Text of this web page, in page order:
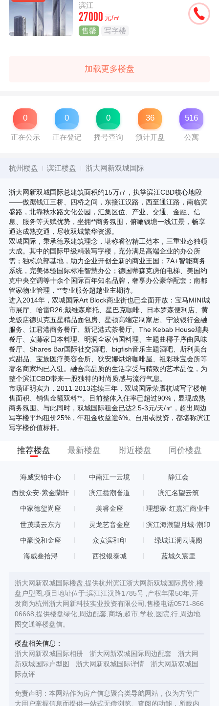
滨江
27000 元/㎡
售罄 写字楼
加载更多楼盘
0
正在公示
0
正在登记
0
摇号查询
36
预计开盘
516
公寓
杭州楼盘 滨江楼盘 浙大网新双城国际
浙大网新双城国际总建筑面积约15万㎡，执掌滨江CBD核心地段
——傲踞钱江三桥、四桥之间，东接江汉路，西至通江路，南临滨
盛路，北靠秋水路文化公园，汇集区位、产业、交通、金融、信
息、服务等天赋优势，坐拥**商务氛围，俯瞰钱塘一线江景，畅享
通达成熟交通，尽收双城繁华资源。
双城国际，秉承德系建筑理念，堪称睿智精工范本，三重业态独领
大成。其中的国际甲级精装写字楼，充分满足高端企业的办公所
需；独栋总部基地，助力企业开创全新的商业王国；7A+智能商务
系统，完美体验国际标准智慧办公；德国蒂森克虏伯电梯、美国约
克中央空调等十余个国际百年知名品牌，奢享办公豪华配套；南都
管家物业管理，**专业服务超越业主期待。
进入2014年，双城国际Art Block商业街也已全面开放：宝马MINI城
市展厅、哈雷R26;戴维森摩托、星巴克咖啡、日本罗森便利店、黄
龙饭店德贝克五星精品面包房、星顿高端定制家居、宁波银行金融
服务、江君港商务餐厅、新记港式茶餐厅、The Kebab House瑞典
餐厅、安藤家日本料理、明洞全家韩国料理、主题曲椰子序曲风味
餐厅、Shares Bar国际社交酒吧、bigfish音乐主题酒吧、斯利美台
式甜品、宝族医疗美容会所、狄安娜烘焙咖啡屋、祖彩珠宝会所等
著名商家均已入驻。融合高品质的生活享受与精致的艺术品位，为
整个滨江CBD带来一股独特的时尚质感与流行气息。
市场证明实力，2011-2013连续三年，双城国际荣膺杭城写字楼销
售面积、销售金额双料**。目前整体入住率已超过90%，显现成熟
商务氛围。与此同时，双城国际租金已达2.5-3元/天/㎡，超出周边
写字楼平均租价25%，年租金收益逾6%。自用或投资，都堪称滨江
写字楼价值标杆。
推荐楼盘 最新楼盘 附近楼盘 同价楼盘
海威安铂中心 中南江一云境 静江会
西投众安·紫金蘭轩 滨江揽潮誉道 滨汇名望云筑
中家德玺尚座 美睿金座
理想家·红嘉汇商业中
世茂璞云东方 灵龙艺音金座 滨江海潮望月城·潮印
中豪悦和金座 众安滨和印 绿城江澜云境阁
海威叁拾浔 西投银泰城 蓝城久宸里
浙大网新双城国际楼盘,提供杭州滨江浙大网新双城国际房价,楼
盘户型图,项目地址位于:滨江江汉路1785号 ,产权年限50年,开
发商为杭州浙大网新科技实业投资有限公司,售楼电话0571-866
06668,提供楼盘绿化,周边配套,商场,超市,学校,医院,行,周边地
图交通等楼盘信。
楼盘相关信息：
浙大网新双城国际相册
浙大网新双城国际周边配套
浙大网
新双城国际户型图
浙大网新双城国际详情
浙大网新双城国
际点评
免责声明：本网站作为房产信息聚合类导航网站，仅为方便广
大用户掌握信息而提供一站式无偿浏览、查阅的功能，所载内